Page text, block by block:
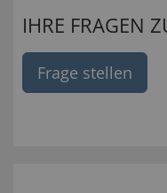
IHRE FRAGEN
Frage stellen